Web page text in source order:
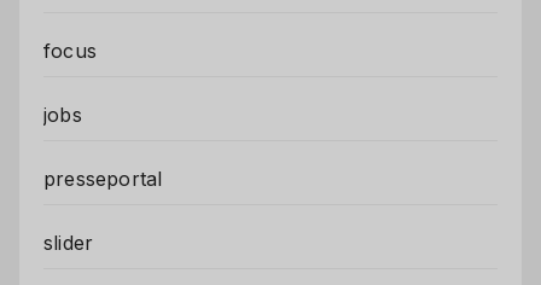
focus
jobs
presseportal
slider